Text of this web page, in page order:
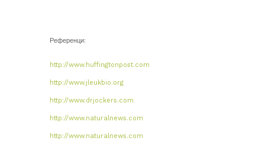
Референци:
http://www.huffingtonpost.com
http://www.jleukbio.org
http://www.drjockers.com
http://www.naturalnews.com
http://www.naturalnews.com